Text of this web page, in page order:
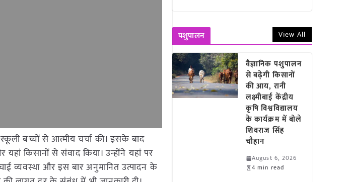
बच्चों से आत्मीय चर्चा की। इसके बाद
किसानों से संवाद किया। उन्होंने यहां पर
व्यवस्था और इस बार अनुमानित उत्पादन के
पशुपालन View All
वैज्ञानिक पशुपालन
से बढ़ेगी किसानों
की आय, रानी
लक्ष्मीबाई केंद्रीय
कृषि विश्वविद्यालय
के कार्यक्रम में बोले
शिवराज सिंह
चौहान
August 6, 2026
4 min read